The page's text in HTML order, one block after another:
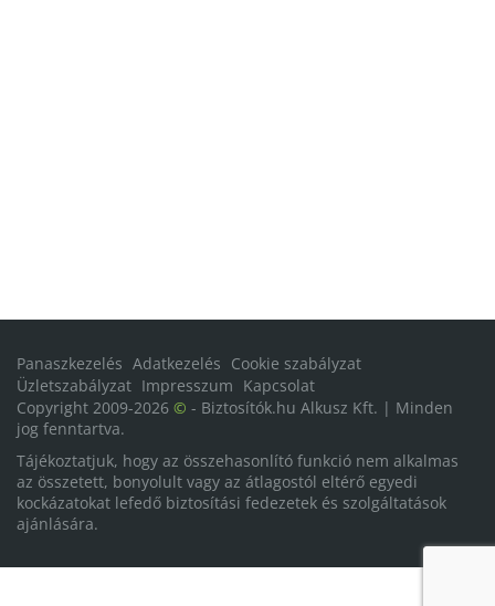
Panaszkezelés Adatkezelés Cookie szabályzat
Üzletszabályzat Impresszum Kapcsolat
Copyright 2009-2026 © - Biztosítók.hu Alkusz Kft. | Minden
jog fenntartva.
Tájékoztatjuk, hogy az összehasonlító funkció nem alkalmas
az összetett, bonyolult vagy az átlagostól eltérő egyedi
kockázatokat lefedő biztosítási fedezetek és szolgáltatások
ajánlására.